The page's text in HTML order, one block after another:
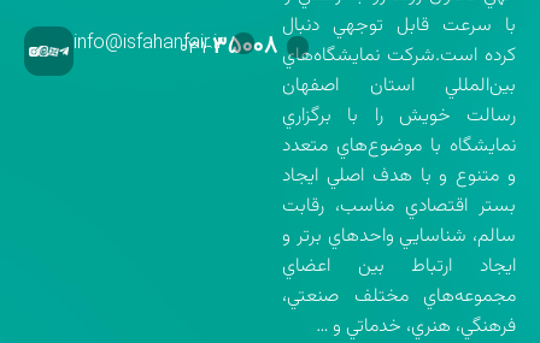
با سرعت قابل توجهي دنبال
كرده است.شركت نمايشگاه‌هاي
بين‌المللي استان اصفهان
رسالت خويش را با برگزاري
نمايشگاه با موضوع‌هاي متعدد
و متنوع و با هدف اصلي ايجاد
بستر اقتصادي مناسب، رقابت
سالم، شناسايي واحدهاي برتر و
ايجاد ارتباط بين اعضاي
مجموعه‌هاي مختلف صنعتي،
فرهنگي، هنري، خدماتي و …
۰۳۱-۳۵۰۰۸info@isfahanfair.ir